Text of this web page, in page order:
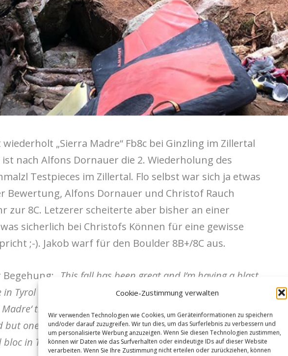
Cookie-Zustimmung verwalten
Wir verwenden Technologien wie Cookies, um Geräteinformationen zu speichern
und/oder darauf zuzugreifen. Wir tun dies, um das Surferlebnis zu verbessern und
um personalisierte Werbung anzuzeigen. Wenn Sie diesen Technologien zustimmen,
können wir Daten wie das Surfverhalten oder eindeutige IDs auf dieser Website
verarbeiten. Wenn Sie Ihre Zustimmung nicht erteilen oder zurückziehen, können
wiederholt „Sierra Madre“ Fb8c bei Ginzling im Zillertal
ist nach Alfons Dornauer die 2. Wiederholung des
Testpieces im Zillertal. Flo selbst war sich ja etwas
Bewertung, Alfons Dornauer und Christof Rauch
zur 8C. Letzerer scheiterte aber bisher an einer
sicherlich bei Christofs Können für eine gewisse
;-). Jakob warf für den Boulder 8B+/8C aus.
Begehung:
„This fall has been great and I‘m having a blast
Tyrol lately! A few days ago I was able to get the 3rd
Madre‘ the hardest boulder in Zillertal [8b+/8c]
but one of the best boulders I have ever done and definitely
in Tyrol. Props to @floschmalzl for establishing this